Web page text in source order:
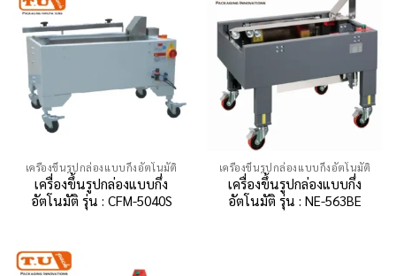
เครื่องขึ้นรูปกล่องแบบกึ่งอัตโนมัติ
เครื่องขึ้นรูปกล่องแบบกึ่ง
อัตโนมัติ รุ่น : CFM-5040S
เครื่องขึ้นรูปกล่องแบบกึ่งอัตโนมัติ
เครื่องขึ้นรูปกล่องแบบกึ่ง
อัตโนมัติ รุ่น : NE-563BE